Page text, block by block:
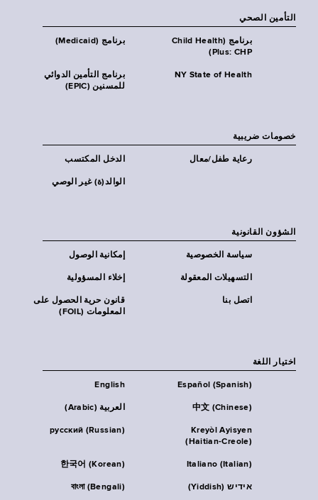
التأمين الصحي
برنامج (Medicaid)
برنامج (Child Health
Plus: CHP)
برنامج التأمين الدوائي
للمسنين (EPIC)
NY State of Health
خصومات ضريبية
الدخل المكتسب رعاية طفل/معال
الوالد(ة) غير الوصي
الشؤون القانونية
إمكانية الوصول سياسة الخصوصية
إخلاء المسؤولية التسهيلات المعقولة
قانون حرية الحصول على
المعلومات (FOIL)
اتصل بنا
اختيار اللغة
English Español (Spanish)
العربية (Arabic) 中文 (Chinese)
русский (Russian)
Kreyòl Ayisyen
(Haitian-Creole)
한국어 (Korean) Italiano (Italian)
বাংলা (Bengali) אידיש (Yiddish)